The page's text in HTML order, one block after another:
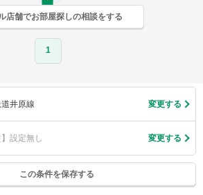
店舗でお部屋探しの相談をする
1
井原線 変更する
】設定無し 変更する
この条件を保存する